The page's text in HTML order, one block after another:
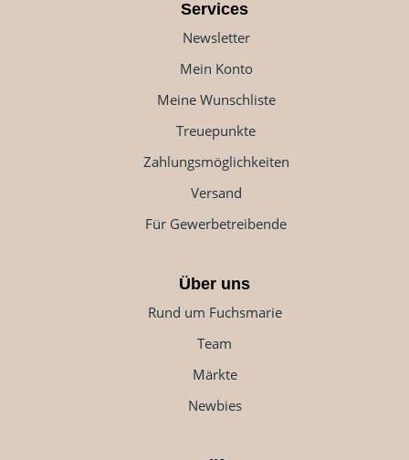
Services
Newsletter
Mein Konto
Meine Wunschliste
Treuepunkte
Zahlungsmöglichkeiten
Versand
Für Gewerbetreibende
Über uns
Rund um Fuchsmarie
Team
Märkte
Newbies